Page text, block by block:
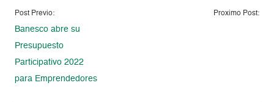
Post Previo:
Banesco abre su
Presupuesto
Participativo 2022
para Emprendedores
Proximo Post: